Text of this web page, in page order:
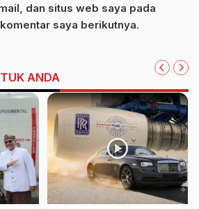
dan situs web saya pada
saya berikutnya.
ANDA